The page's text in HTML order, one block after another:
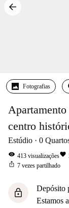
Fotografias
centro
Estúdio 0
visibility 413 visualizaçõesfavorite
ios_share 7 vezes partilhado
lock
Estamos